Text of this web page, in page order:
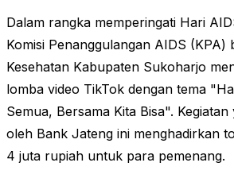
Dalam rangka memperingati Hari
Komisi Penanggulangan AIDS (KPA)
Kesehatan Kabupaten Sukoharjo
lomba video TikTok dengan tema
Semua, Bersama Kita Bisa".
oleh Bank Jateng ini menghadirkan
4 juta rupiah untuk para pemenang.